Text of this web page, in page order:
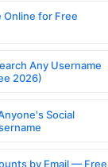
Online for Free
Any Username
2026)
Social
by Email — Free